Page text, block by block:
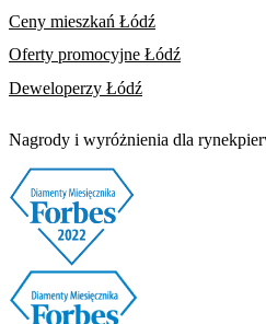
Ceny mieszkań Łódź
Oferty promocyjne Łódź
Deweloperzy Łódź
Nagrody i wyróżnienia dla